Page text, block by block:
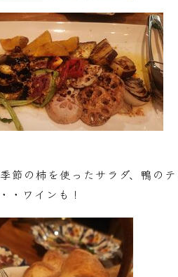
節の柿を使ったサラダ、鴨の
・ワインも！